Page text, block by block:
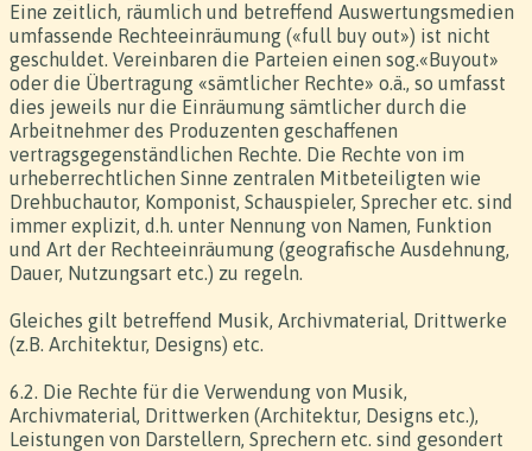
Eine zeitlich, räumlich und betreffend Auswertungsmedien
umfassende Rechteeinräumung («full buy out») ist nicht
geschuldet. Vereinbaren die Parteien einen sog.«Buyout»
oder die Übertragung «sämtlicher Rechte» o.ä., so umfasst
dies jeweils nur die Einräumung sämtlicher durch die
Arbeitnehmer des Produzenten geschaffenen
vertragsgegenständlichen Rechte. Die Rechte von im
urheberrechtlichen Sinne zentralen Mitbeteiligten wie
Drehbuchautor, Komponist, Schauspieler, Sprecher etc. sind
immer explizit, d.h. unter Nennung von Namen, Funktion
und Art der Rechteeinräumung (geografische Ausdehnung,
Dauer, Nutzungsart etc.) zu regeln.
Gleiches gilt betreffend Musik, Archivmaterial, Drittwerke
(z.B. Architektur, Designs) etc.
6.2. Die Rechte für die Verwendung von Musik,
Archivmaterial, Drittwerken (Architektur, Designs etc.),
Leistungen von Darstellern, Sprechern etc. sind gesondert